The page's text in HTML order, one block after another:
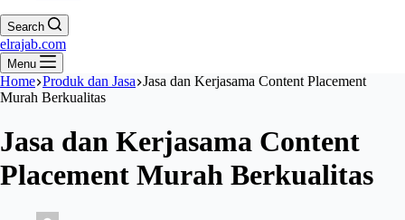
Search
elrajab.com
Menu
Home Produk dan Jasa Jasa dan Kerjasama Content Placement
Murah Berkualitas
Jasa dan Kerjasama Content
Placement Murah Berkualitas